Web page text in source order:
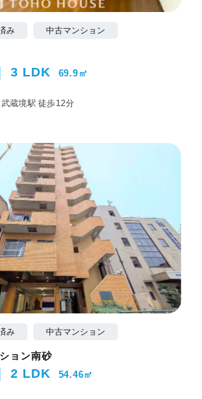
み 中古マンション
3 LDK 69.9㎡
武蔵境駅 徒歩12分
み 中古マンション
ョン南砂
2 LDK 54.46㎡